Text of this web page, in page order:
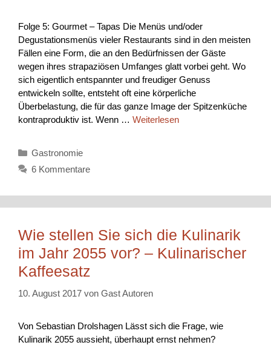
Folge 5: Gourmet – Tapas Die Menüs und/oder
Degustationsmenüs vieler Restaurants sind in den meisten
Fällen eine Form, die an den Bedürfnissen der Gäste
wegen ihres strapaziösen Umfanges glatt vorbei geht. Wo
sich eigentlich entspannter und freudiger Genuss
entwickeln sollte, entsteht oft eine körperliche
Überbelastung, die für das ganze Image der Spitzenküche
kontraproduktiv ist. Wenn … Weiterlesen
Kategorien
Gastronomie
6 Kommentare
Wie stellen Sie sich die Kulinarik
im Jahr 2055 vor? – Kulinarischer
Kaffeesatz
10. August 2017 von Gast Autoren
Von Sebastian Drolshagen Lässt sich die Frage, wie
Kulinarik 2055 aussieht, überhaupt ernst nehmen?